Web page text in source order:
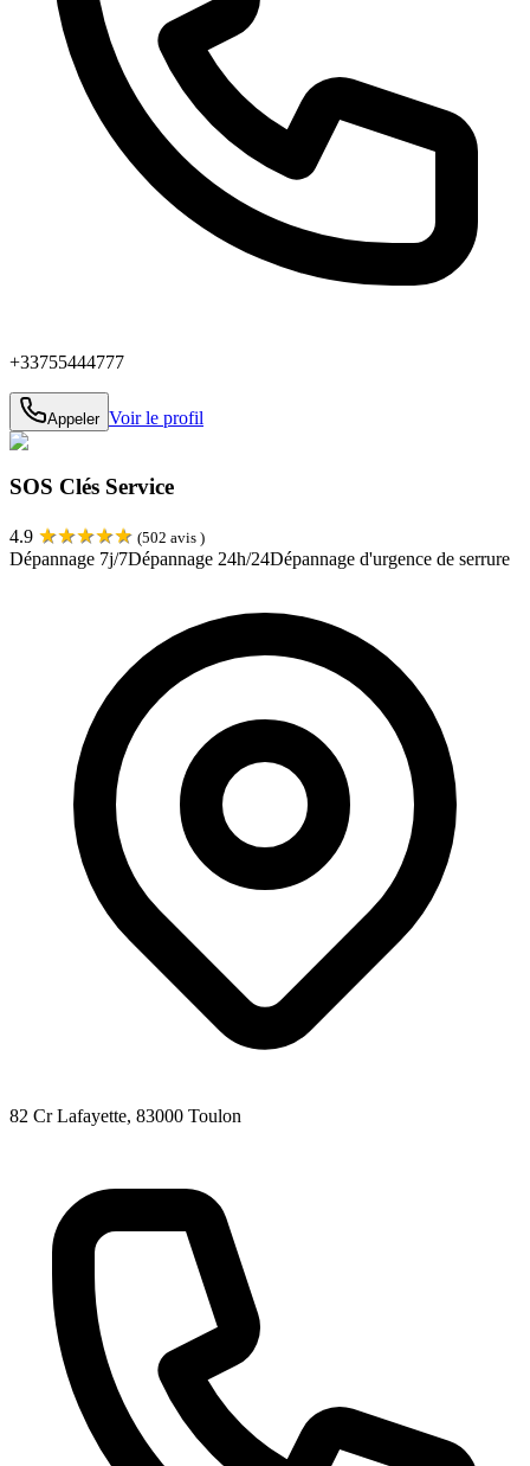
+33755444777
Appeler Voir le profil
SOS Clés Service
4.9 ★★★★★ (502 avis )
Dépannage 7j/7Dépannage 24h/24Dépannage d'urgence de serrure
82 Cr Lafayette, 83000 Toulon